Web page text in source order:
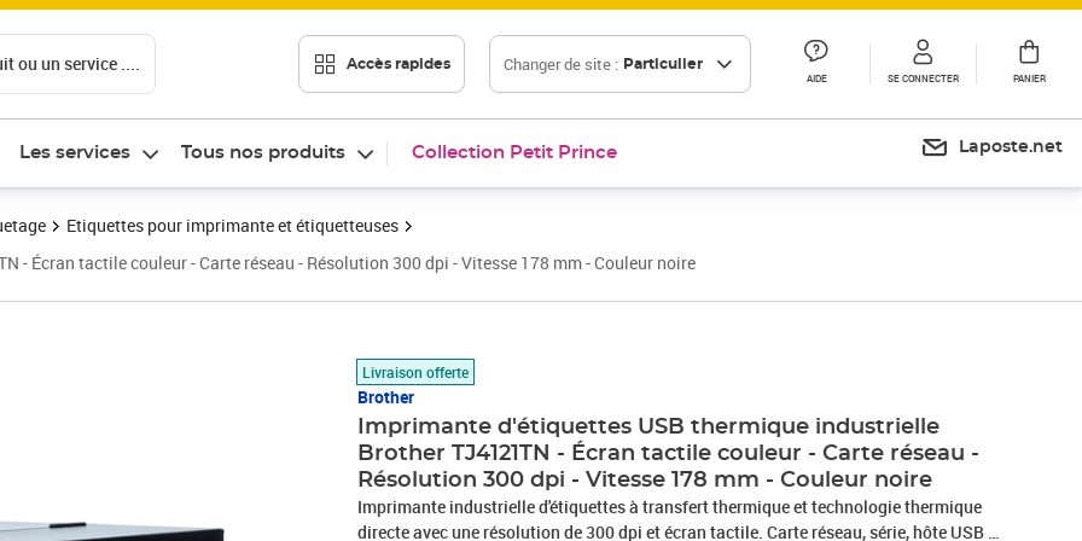
ou un service .... Accès rapides Changer de site : Particulier
AIDE SE CONNECTER PANIER
Les services Tous nos produits Collection Petit Prince Laposte.net
Etiquettes pour imprimante et étiquetteuses
Écran tactile couleur - Carte réseau - Résolution 300 dpi - Vitesse 178 mm - Couleur noire
Livraison offerte
Brother
Imprimante d'étiquettes USB thermique industrielle
Brother TJ4121TN - Écran tactile couleur - Carte réseau -
Résolution 300 dpi - Vitesse 178 mm - Couleur noire
Imprimante industrielle d'étiquettes à transfert thermique et technologie thermique
directe avec une résolution de 300 dpi et écran tactile. Carte réseau, série, hôte USB et
Prix barré 1483,99 €
Prix 604,32€